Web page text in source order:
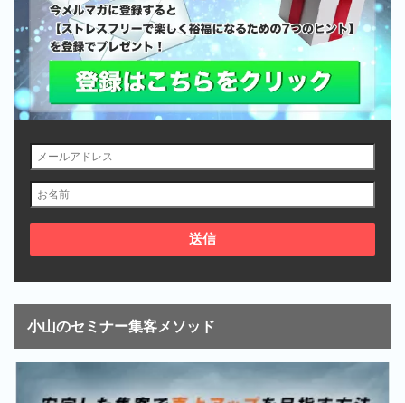
小山のセミナー集客メソッド